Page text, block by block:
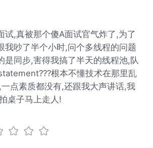
试,真被那个傻A面试官气炸了,为了
我吵了半个小时,问个多线程的问题
是同步,害得我搞了半天的线程池,队
根本不懂技术在那里乱
点素质都没有,还跟我大声讲话,我
桌子马上走人!